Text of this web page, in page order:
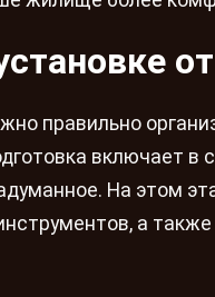
правильно
включает в
На этом
а